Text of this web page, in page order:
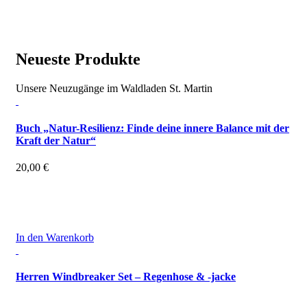
Neueste Produkte
Unsere Neuzugänge im Waldladen St. Martin
Buch „Natur-Resilienz: Finde deine innere Balance mit der
Kraft der Natur“
20,00 €
In den Warenkorb
Herren Windbreaker Set – Regenhose & -jacke